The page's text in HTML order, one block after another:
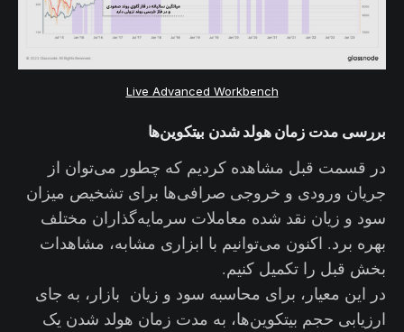
Live Advanced Workbench
بررسی مدت زمان هولد شدن بیتکوین‌ها
در قسمت قبل مشاهده کردیم که چطور می‌توان از
جریان ورودی و خروجی صرافی‌ها برای تشخیص میزان
سود و زیان نقد شده معاملات سرمایه‌گذاران مختلف
بهره برد. اکنون می‌توانیم با ابزاری مشابه، مشاهدات
بخش قبل را تکمیل کنیم.
در این معیار، برای محاسبه سود و زیان بازار، به جای
ارزیابی حجم بیتکوین‌ها، به مدت زمان هولد شدن یک